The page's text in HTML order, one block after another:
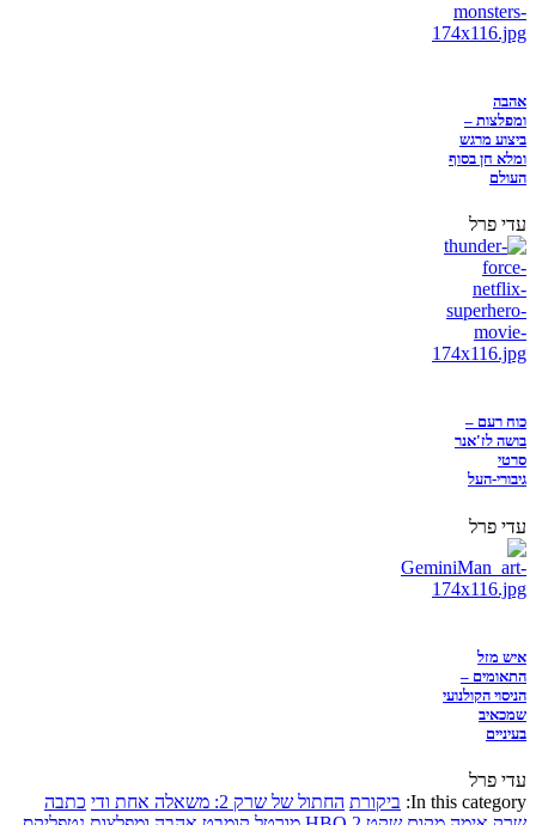
אהבה
ומפלצות –
ביצוע מרגש
ומלא חן בסוף
העולם
עדי פרל
כוח רעם –
בושה לז'אנר
סרטי
גיבורי-העל
עדי פרל
איש מזל
התאומים –
הניסוי הקולנועי
שמכאיב
בעיניים
עדי פרל
In this category: ביקורת החתול של שרק 2: משאלה אחת ודי
כתבה